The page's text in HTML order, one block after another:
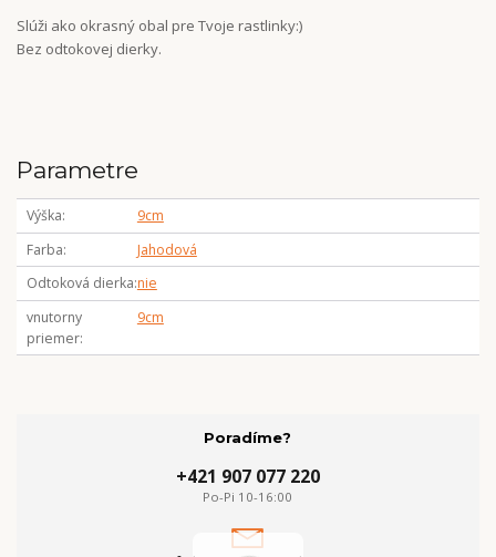
Slúži ako okrasný obal pre Tvoje rastlinky:)
Bez odtokovej dierky.
Parametre
Výška
9cm
Farba
Jahodová
Odtoková dierka nie
vnutorny
priemer
9cm
Poradíme?
+421 907 077 220
Po-Pi 10-16:00